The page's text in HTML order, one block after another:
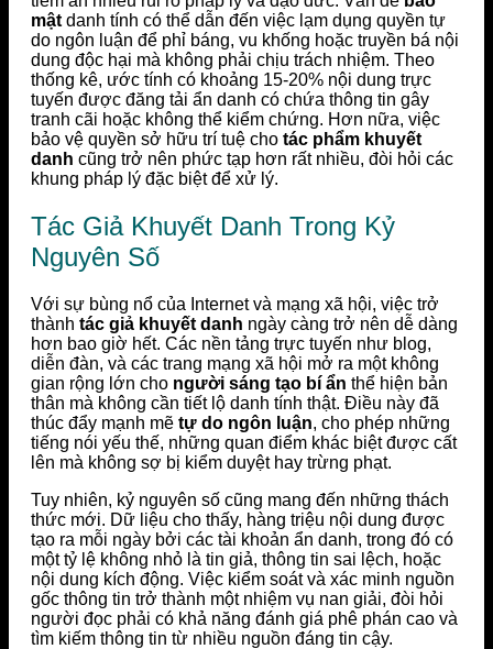
mật danh tính có thể dẫn đến việc lạm dụng quyền tự
do ngôn luận để phỉ báng, vu khống hoặc truyền bá nội
dung độc hại mà không phải chịu trách nhiệm. Theo
thống kê, ước tính có khoảng 15-20% nội dung trực
tuyến được đăng tải ẩn danh có chứa thông tin gây
tranh cãi hoặc không thể kiểm chứng. Hơn nữa, việc
bảo vệ quyền sở hữu trí tuệ cho tác phẩm khuyết
danh cũng trở nên phức tạp hơn rất nhiều, đòi hỏi các
khung pháp lý đặc biệt để xử lý.
Tác Giả Khuyết Danh Trong Kỷ
Nguyên Số
Với sự bùng nổ của Internet và mạng xã hội, việc trở
thành tác giả khuyết danh ngày càng trở nên dễ dàng
hơn bao giờ hết. Các nền tảng trực tuyến như blog,
diễn đàn, và các trang mạng xã hội mở ra một không
gian rộng lớn cho người sáng tạo bí ẩn thể hiện bản
thân mà không cần tiết lộ danh tính thật. Điều này đã
thúc đẩy mạnh mẽ tự do ngôn luận, cho phép những
tiếng nói yếu thế, những quan điểm khác biệt được cất
lên mà không sợ bị kiểm duyệt hay trừng phạt.
Tuy nhiên, kỷ nguyên số cũng mang đến những thách
thức mới. Dữ liệu cho thấy, hàng triệu nội dung được
tạo ra mỗi ngày bởi các tài khoản ẩn danh, trong đó có
một tỷ lệ không nhỏ là tin giả, thông tin sai lệch, hoặc
nội dung kích động. Việc kiểm soát và xác minh nguồn
gốc thông tin trở thành một nhiệm vụ nan giải, đòi hỏi
người đọc phải có khả năng đánh giá phê phán cao và
tìm kiếm thông tin từ nhiều nguồn đáng tin cậy.